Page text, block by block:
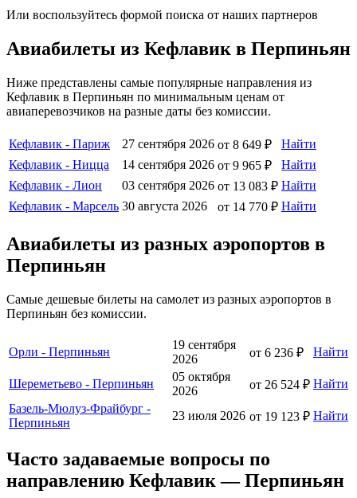
Или воспользуйтесь формой поиска от наших партнеров
Авиабилеты из Кефлавик в Перпиньян
Ниже представлены самые популярные направления из
Кефлавик в Перпиньян по минимальным ценам от
авиаперевозчиков на разные даты без комиссии.
Кефлавик - Париж 27 сентября 2026 от 8 649 ₽
Найти
Кефлавик - Ницца
14 сентября 2026 от 9 965 ₽
Найти
Кефлавик - Лион
03 сентября 2026 от 13 083 ₽ Найти
Кефлавик - Марсель 30 августа 2026 от 14 770 ₽ Найти
Авиабилеты из разных аэропортов в
Перпиньян
Самые дешевые билеты на самолет из разных аэропортов в
Перпиньян без комиссии.
Орли - Перпиньян
19 сентября
2026
от 6 236 ₽ Найти
Шереметьево - Перпиньян
05 октября
2026
от 26 524 ₽ Найти
Базель-Мюлуз-Фрайбург -
Перпиньян
23 июля 2026 от 19 123 ₽ Найти
Часто задаваемые вопросы по
направлению Кефлавик — Перпиньян